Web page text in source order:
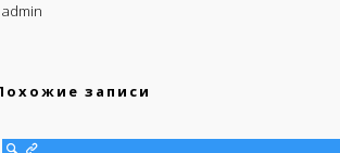
admin
записи